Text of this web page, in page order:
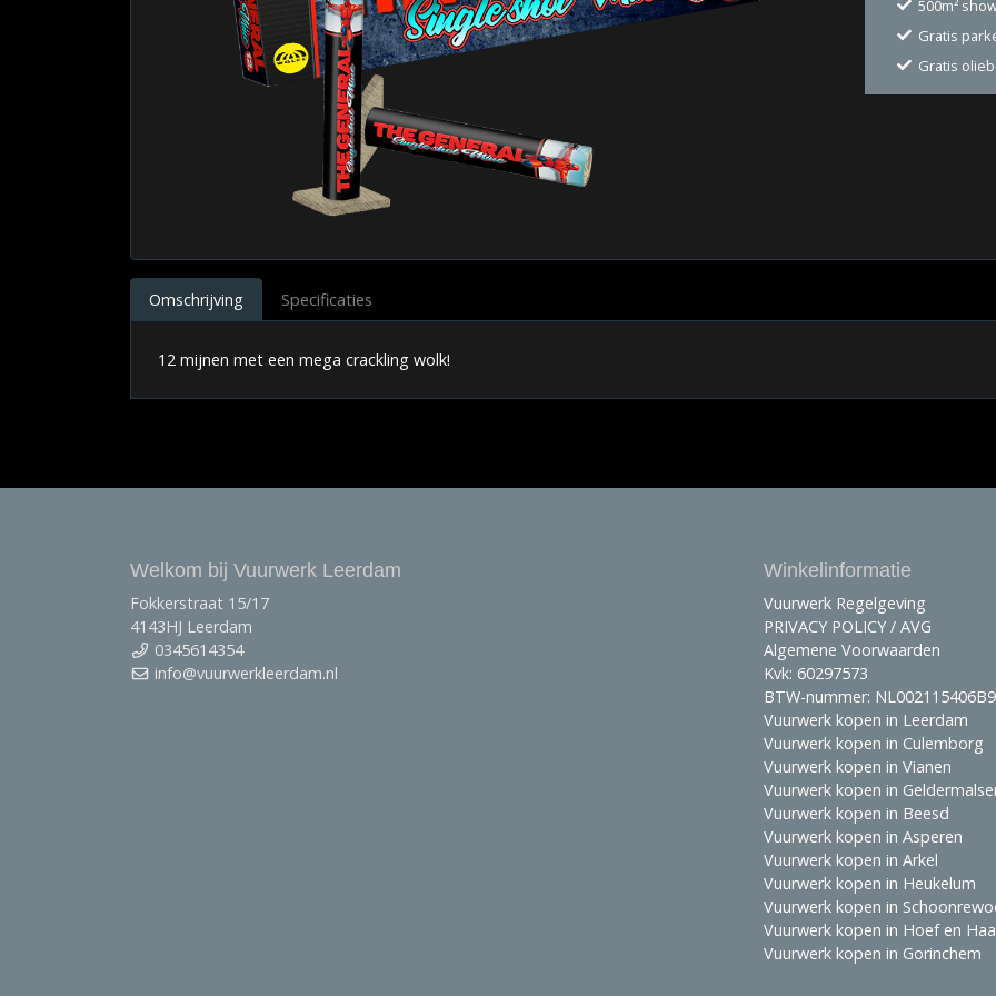
500m²
Gratis
Gratis
Omschrijving Specificaties
12 mijnen met een mega crackling wolk!
Welkom bij Vuurwerk Leerdam
Fokkerstraat 15/17
4143HJ Leerdam
0345614354
info@vuurwerkleerdam.nl
Winkelinformatie
Vuurwerk Regelgeving
PRIVACY POLICY / AVG
Algemene Voorwaarden
Kvk: 60297573
BTW-nummer:
Vuurwerk kopen in Leerdam
Vuurwerk kopen in Culemborg
Vuurwerk kopen in Vianen
Vuurwerk kopen in
Vuurwerk kopen in Beesd
Vuurwerk kopen in Asperen
Vuurwerk kopen in Arkel
Vuurwerk kopen in Heukelum
Vuurwerk kopen in
Vuurwerk kopen in Hoef en
Vuurwerk kopen in Gorinchem